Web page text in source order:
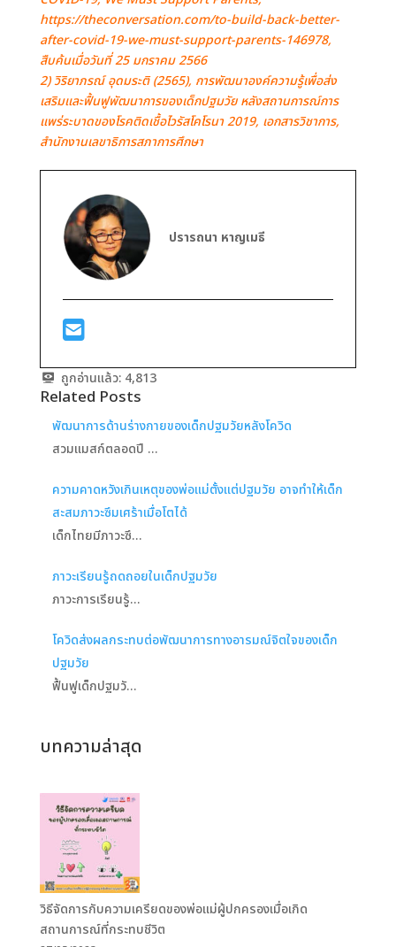
https://theconversation.com/to-build-back-better-
after-covid-19-we-must-support-parents-146978,
สืบค้นเมื่อวันที่ 25 มกราคม 2566
2) วิริยาภรณ์ อุดมระติ (2565), การพัฒนาองค์ความรู้เพื่อส่ง
เสริมและฟื้นฟูพัฒนาการของเด็กปฐมวัย หลังสถานการณ์การ
แพร่ระบาดของโรคติดเชื้อไวรัสโคโรนา 2019, เอกสารวิชาการ,
สำนักงานเลขาธิการสภาการศึกษา
ปรารถนา หาญเมธี
ถูกอ่านแล้ว: 4,813
Related Posts
พัฒนาการด้านร่างกายของเด็กปฐมวัยหลังโควิด
สวมแมสก์ตลอดปี …
ความคาดหวังเกินเหตุของพ่อแม่ตั้งแต่ปฐมวัย อาจทำให้เด็ก
สะสมภาวะซึมเศร้าเมื่อโตได้
เด็กไทยมีภาวะซึ…
ภาวะเรียนรู้ถดถอยในเด็กปฐมวัย
ภาวะการเรียนรู้…
โควิดส่งผลกระทบต่อพัฒนาการทางอารมณ์จิตใจของเด็ก
ปฐมวัย
ฟื้นฟูเด็กปฐมวั…
บทความล่าสุด
วิธีจัดการกับความเครียดของพ่อแม่ผู้ปกครองเมื่อเกิด
สถานการณ์ที่กระทบชีวิต